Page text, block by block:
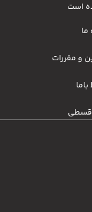
است
ما
و مقررات
باما
قسطی